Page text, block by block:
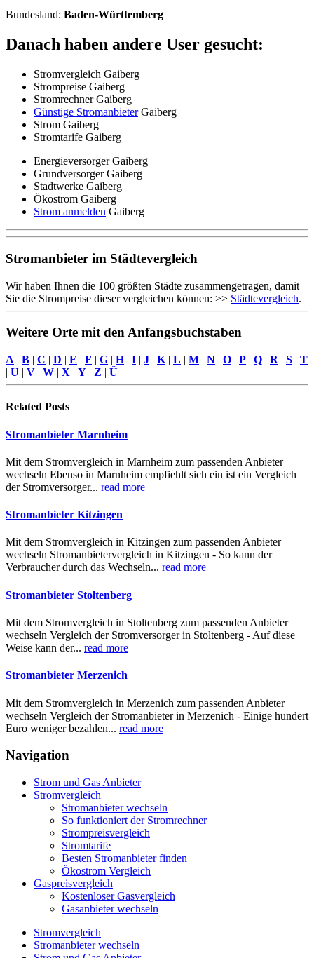
Bundesland: Baden-Württemberg
Danach haben andere User gesucht:
Stromvergleich Gaiberg
Strompreise Gaiberg
Stromrechner Gaiberg
Günstige StromanbieterGaiberg
Strom Gaiberg
Stromtarife Gaiberg
Energieversorger Gaiberg
Grundversorger Gaiberg
Stadtwerke Gaiberg
Ökostrom Gaiberg
Strom anmelden Gaiberg
Stromanbieter im Städtevergleich
Wir haben Ihnen die 100 größten Städte zusammengetragen, damit
Sie die Strompreise dieser vergleichen können: >> Städtevergleich.
Weitere Orte mit den Anfangsbuchstaben
A | B | C | D | E | F | G | H| I | J | K | L | M | N | O | P | Q | R | S | T
| U | V | W | X | Y | Z | Ü
Related Posts
Stromanbieter Marnheim
Mit dem Stromvergleich in Marnheim zum passenden Anbieter
wechseln Ebenso in Marnheim empfiehlt sich ein ist ein Vergleich
der Stromversorger... read more
Stromanbieter Kitzingen
Mit dem Stromvergleich in Kitzingen zum passenden Anbieter
wechseln Stromanbietervergleich in Kitzingen - So kann der
Verbraucher durch das Wechseln... read more
Stromanbieter Stoltenberg
Mit dem Stromvergleich in Stoltenberg zum passenden Anbieter
wechseln Vergleich der Stromversorger in Stoltenberg - Auf diese
Weise kann der... read more
Stromanbieter Merzenich
Mit dem Stromvergleich in Merzenich zum passenden Anbieter
wechseln Vergleich der Stromanbieter in Merzenich - Einige hundert
Euro weniger bezahlen... read more
Navigation
Strom und Gas Anbieter
Stromvergleich
Stromanbieter wechseln
So funktioniert der Stromrechner
Strompreisvergleich
Stromtarife
Besten Stromanbieter finden
Ökostrom Vergleich
Gaspreisvergleich
Kostenloser Gasvergleich
Gasanbieter wechseln
Stromvergleich
Stromanbieter wechseln